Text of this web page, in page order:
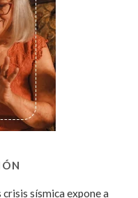
sísmica expone a